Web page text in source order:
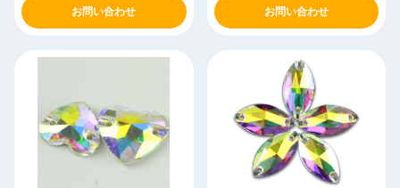
お問い合わせ お問い合わせ